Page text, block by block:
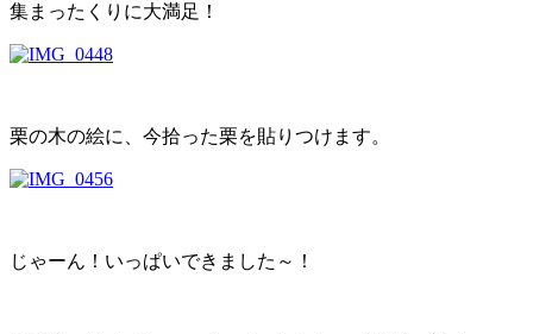
集まったくりに大満足！
栗の木の絵に、今拾った栗を貼りつけます。
じゃーん！いっぱいできました～！